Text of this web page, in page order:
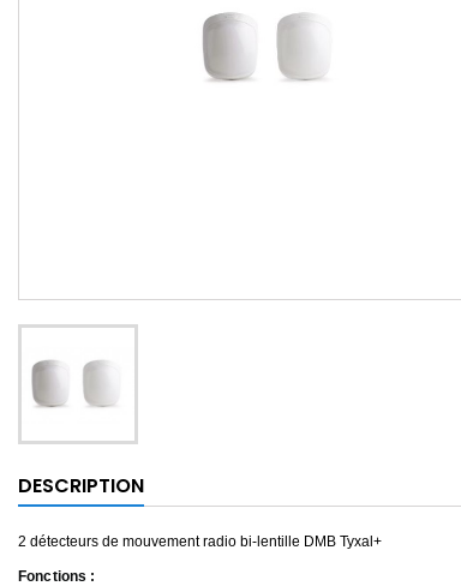
DESCRIPTION
2 détecteurs de mouvement radio bi-lentille DMB Tyxal+
Fonctions :